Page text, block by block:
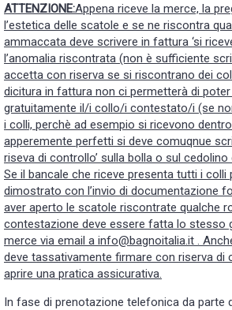
ATTENZIONE:Appena riceve la merce, la
l’estetica delle scatole e se ne riscontra
ammaccata deve scrivere in fattura ‘si
l’anomalia riscontrata (non è sufficiente
accetta con riserva se si riscontrano dei
dicitura in fattura non ci permetterà di
gratuitamente il/i collo/i contestato/i (se
i colli, perchè ad esempio si ricevono
apperemente perfetti si deve comuqnue
riseva di controllo’ sulla bolla o sul cedolino
Se il bancale che riceve presenta tutti i colli
dimostrato con l’invio di documentazione
aver aperto le scatole riscontrate qualche
contestazione deve essere fatta lo stesso
merce via email a info@bagnoitalia.it .
deve tassativamente firmare con riserva di
aprire una pratica assicurativa.
In fase di prenotazione telefonica da parte